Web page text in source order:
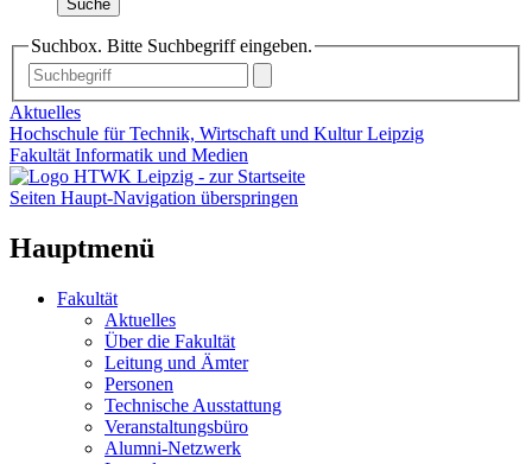
Suche
Suchbox. Bitte Suchbegriff eingeben.
Aktuelles
Hochschule für Technik, Wirtschaft und Kultur Leipzig
Fakultät Informatik und Medien
Seiten Haupt-Navigation überspringen
Hauptmenü
Fakultät
Aktuelles
Über die Fakultät
Leitung und Ämter
Personen
Technische Ausstattung
Veranstaltungsbüro
Alumni-Netzwerk